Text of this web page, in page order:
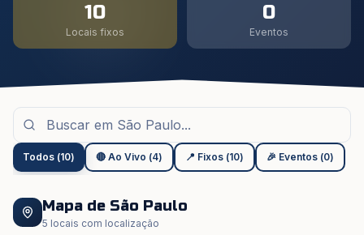
10
Locais fixos
0
Eventos
Todos (10) 🔴 Ao Vivo (4) 📍 Fixos (10) 🎉 Eventos (0)
Mapa de São Paulo
5 locais com localização